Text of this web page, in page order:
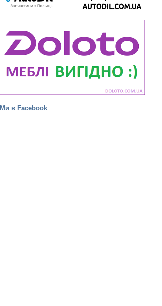
Ми в Facebook